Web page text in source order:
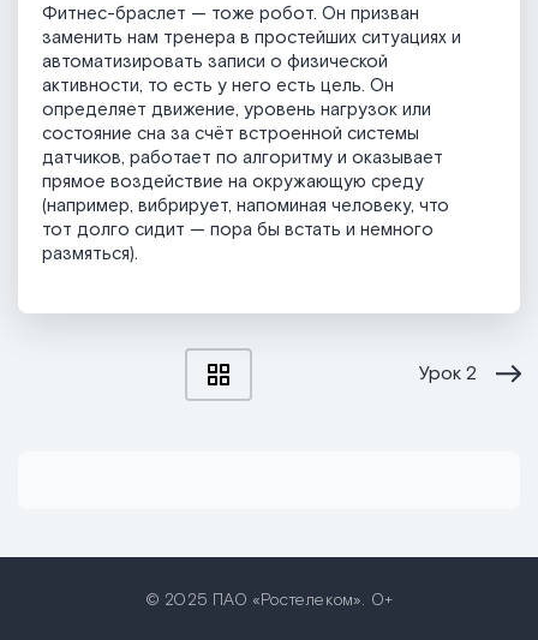
Фитнес-браслет — тоже робот. Он призван
заменить нам тренера в простейших ситуациях и
автоматизировать записи о физической
активности, то есть у него есть цель. Он
определяет движение, уровень нагрузок или
состояние сна за счёт встроенной системы
датчиков, работает по алгоритму и оказывает
прямое воздействие на окружающую среду
(например, вибрирует, напоминая человеку, что
тот долго сидит — пора бы встать и немного
размяться).
Урок2
© 2025 ПАО «Ростелеком». 0+